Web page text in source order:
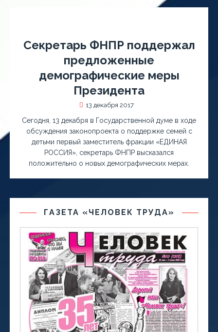
Секретарь ФНПР поддержал
предложенные
демографические меры
Президента
13 декабря 2017
Сегодня, 13 декабря в Государственной думе в ходе
обсуждения законопроекта о поддержке семей с
детьми первый заместитель фракции «ЕДИНАЯ
РОССИЯ», секретарь ФНПР высказался
положительно о новых демографических мерах.
ГАЗЕТА «ЧЕЛОВЕК ТРУДА»